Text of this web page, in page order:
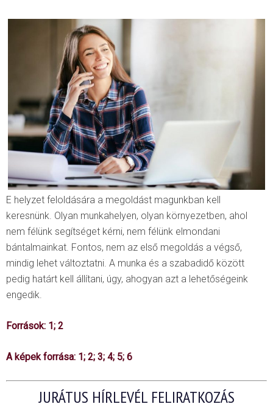
E helyzet feloldására a megoldást magunkban kell
keresnünk. Olyan munkahelyen, olyan környezetben, ahol
nem félünk segítséget kérni, nem félünk elmondani
bántalmainkat. Fontos, nem az első megoldás a végső,
mindig lehet változtatni. A munka és a szabadidő között
pedig határt kell állítani, úgy, ahogyan azt a lehetőségeink
engedik.
Források: 1; 2
A képek forrása: 1; 2; 3; 4; 5; 6
JURÁTUS HÍRLEVÉL FELIRATKOZÁS